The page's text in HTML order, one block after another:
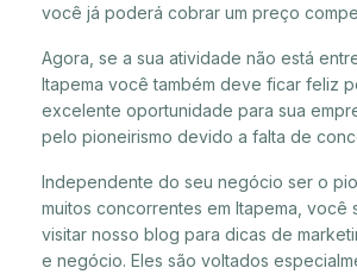
você já poderá cobrar um preço
Agora, se a sua atividade não está
Itapema você também deve ficar feliz
excelente oportunidade para sua
pelo pioneirismo devido a falta de
Independente do seu negócio ser o
muitos concorrentes em Itapema, você
visitar nosso blog para dicas de
e negócio. Eles são voltados